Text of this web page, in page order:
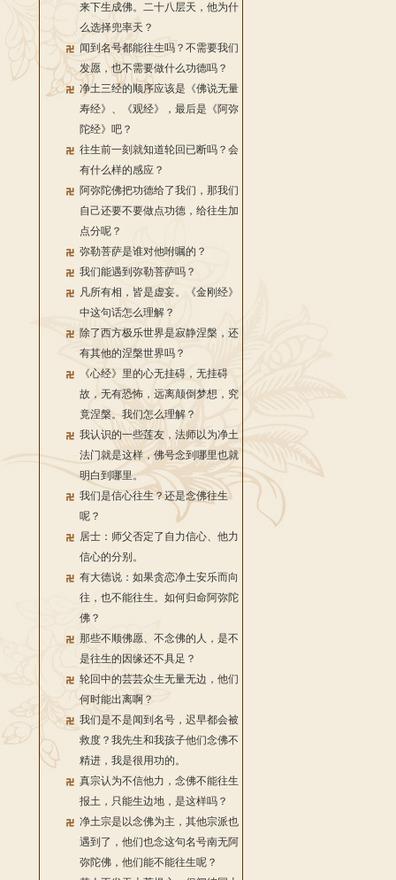
来下生成佛。二十八层天，他为什
么选择兜率天？
闻到名号都能往生吗？不需要我们
发愿，也不需要做什么功德吗？
净土三经的顺序应该是《佛说无量
寿经》、《观经》，最后是《阿弥
陀经》吧？
往生前一刻就知道轮回已断吗？会
有什么样的感应？
阿弥陀佛把功德给了我们，那我们
自己还要不要做点功德，给往生加
点分呢？
弥勒菩萨是谁对他咐嘱的？
我们能遇到弥勒菩萨吗？
凡所有相，皆是虚妄。《金刚经》
中这句话怎么理解？
除了西方极乐世界是寂静涅槃，还
有其他的涅槃世界吗？
《心经》里的心无挂碍，无挂碍
故，无有恐怖，远离颠倒梦想，究
竟涅槃。我们怎么理解？
我认识的一些莲友，法师以为净土
法门就是这样，佛号念到哪里也就
明白到哪里。
我们是信心往生？还是念佛往生
呢？
居士：师父否定了自力信心、他力
信心的分别。
有大德说：如果贪恋净土安乐而向
往，也不能往生。如何归命阿弥陀
佛？
那些不顺佛愿、不念佛的人，是不
是往生的因缘还不具足？
轮回中的芸芸众生无量无边，他们
何时能出离啊？
我们是不是闻到名号，迟早都会被
救度？我先生和我孩子他们念佛不
精进，我是很用功的。
真宗认为不信他力，念佛不能往生
报土，只能生边地，是这样吗？
净土宗是以念佛为主，其他宗派也
遇到了，他们也念这句名号南无阿
弥陀佛，他们能不能往生呢？